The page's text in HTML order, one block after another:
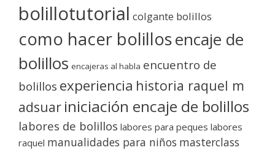
bolillotutorial colgante bolillos
como hacer bolillosencaje de
bolillos encajeras al habla encuentro de
bolillos experiencia historia raquel m
adsuar iniciación encaje de bolillos
labores de bolillos labores para peques labores
raquel manualidades para niños masterclass